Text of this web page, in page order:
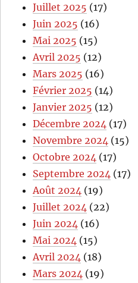
Juillet 2025 (17)
Juin 2025 (16)
Mai 2025 (15)
Avril 2025 (12)
Mars 2025 (16)
Février 2025 (14)
Janvier 2025 (12)
Décembre 2024 (17)
Novembre 2024 (15)
Octobre 2024 (17)
Septembre 2024 (17)
Août 2024 (19)
Juillet 2024 (22)
Juin 2024 (16)
Mai 2024 (15)
Avril 2024 (18)
Mars 2024 (19)